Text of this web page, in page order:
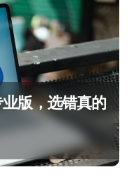
版，选错真的